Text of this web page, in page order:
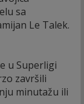
sa
Le Talek.
u Superligi
završili
minutažu ili